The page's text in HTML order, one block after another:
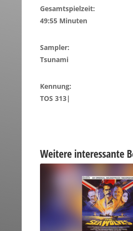
Gesamtspielzeit:
49:55 Minuten
Sampler:
Tsunami
Kennung:
TOS 313|
Weitere interessante